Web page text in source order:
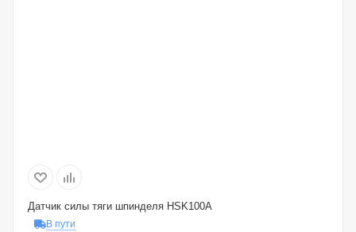
Датчик силы тяги шпинделя HSK100A
В пути